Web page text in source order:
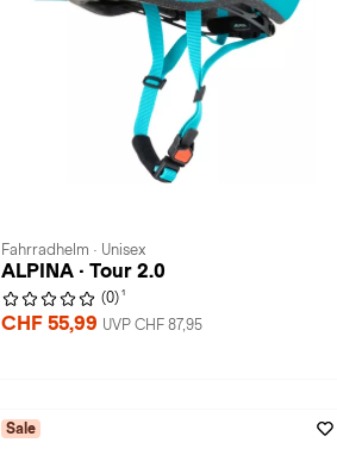
Fahrradhelm · Unisex
ALPINA · Tour 2.0
(0) 1
CHF 55,99 UVP CHF 87,95
Sale